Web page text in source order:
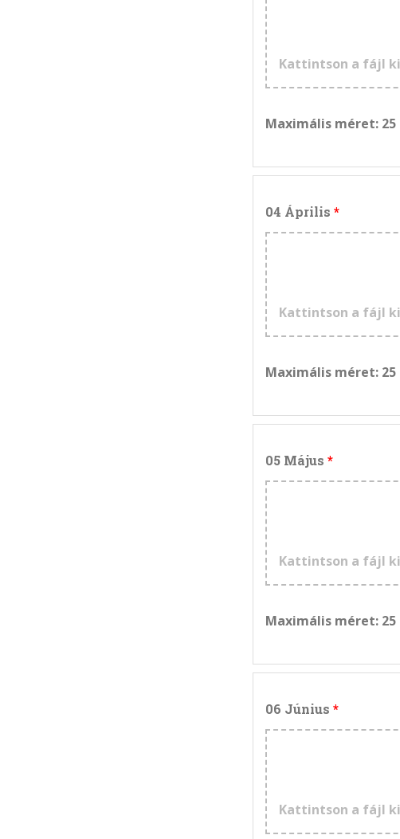
Kattintson a fájl
Maximális méret: 25
04 Április
Kattintson a fájl
Maximális méret: 25
05 Május
Kattintson a fájl
Maximális méret: 25
06 Június
Kattintson a fájl